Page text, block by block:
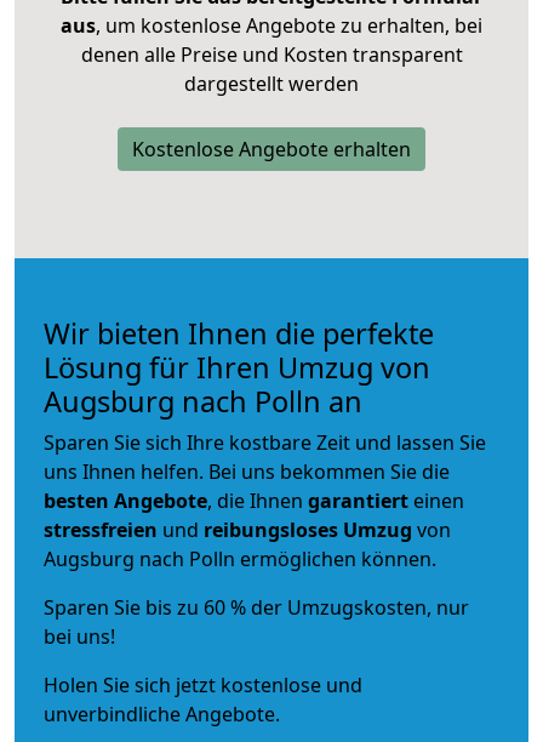
aus, um kostenlose Angebote zu erhalten, bei
denen alle Preise und Kosten transparent
dargestellt werden
Kostenlose Angebote erhalten
Wir bieten Ihnen die perfekte
Lösung für Ihren Umzug von
Augsburg nach Polln an
Sparen Sie sich Ihre kostbare Zeit und lassen Sie
uns Ihnen helfen. Bei uns bekommen Sie die
besten Angebote, die Ihnen garantiert einen
stressfreien und reibungsloses Umzug von
Augsburg nach Polln ermöglichen können.
Sparen Sie bis zu 60 % der Umzugskosten, nur
bei uns!
Holen Sie sich jetzt kostenlose und
unverbindliche Angebote.